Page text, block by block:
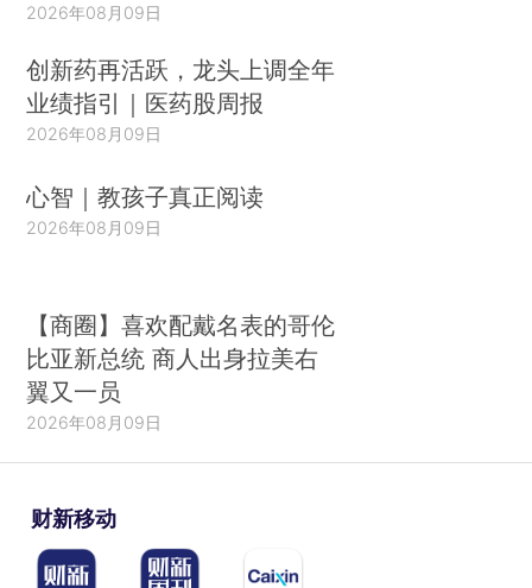
2026年08月09日
创新药再活跃，龙头上调全年
业绩指引｜医药股周报
2026年08月09日
心智｜教孩子真正阅读
2026年08月09日
【商圈】喜欢配戴名表的哥伦
比亚新总统 商人出身拉美右
翼又一员
2026年08月09日
财新移动